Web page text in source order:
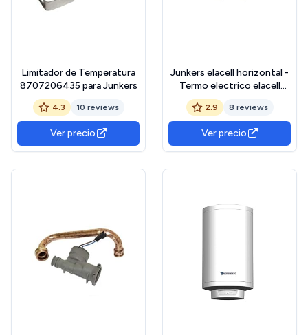
Limitador de Temperatura
8707206435 para Junkers
4.3 10 reviews
Ver precio
Junkers elacell horizontal -
Termo electrico elacell
horizontal 100l clase de
eficiencia energetica cl
2.9 8 reviews
Ver precio